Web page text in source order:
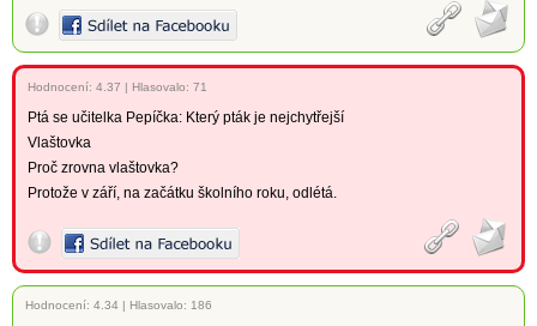
Hodnocení: 4.37 | Hlasovalo: 71
Ptá se učitelka Pepíčka: Který pták je nejchytřejší
Vlaštovka
Proč zrovna vlaštovka?
Protože v září, na začátku školního roku, odlétá.
Hodnocení: 4.34 | Hlasovalo: 186